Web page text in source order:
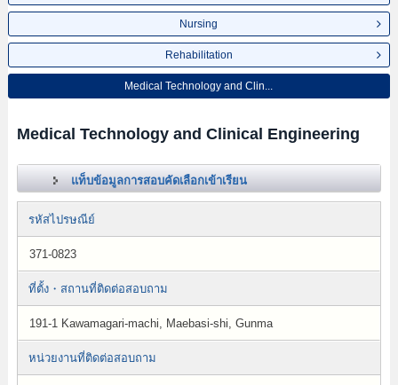
Nursing
Rehabilitation
Medical Technology and Clin...
Medical Technology and Clinical Engineering
แท็บข้อมูลการสอบคัดเลือกเข้าเรียน
รหัสไปรษณีย์
371-0823
ที่ตั้ง・สถานที่ติดต่อสอบถาม
191-1 Kawamagari-machi, Maebasi-shi, Gunma
หน่วยงานที่ติดต่อสอบถาม